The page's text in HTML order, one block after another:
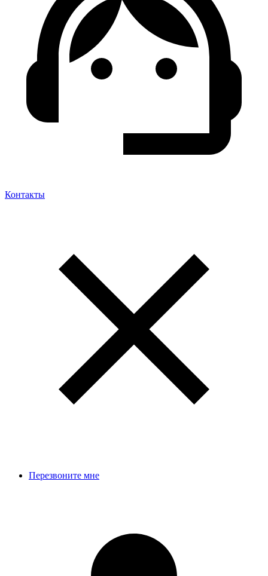
Контакты
Перезвоните мне